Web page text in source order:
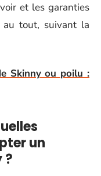
et les garanties
tout, suivant la
Skinny ou poilu :
un
?